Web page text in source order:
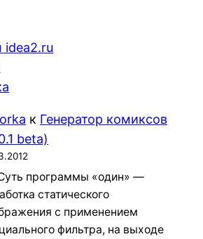
к Генератор комиксов
beta)
программы «один» —
статического
с применением
фильтра, на выходе